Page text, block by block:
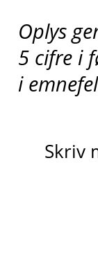
Oplys
5 cifre i
i
Skriv